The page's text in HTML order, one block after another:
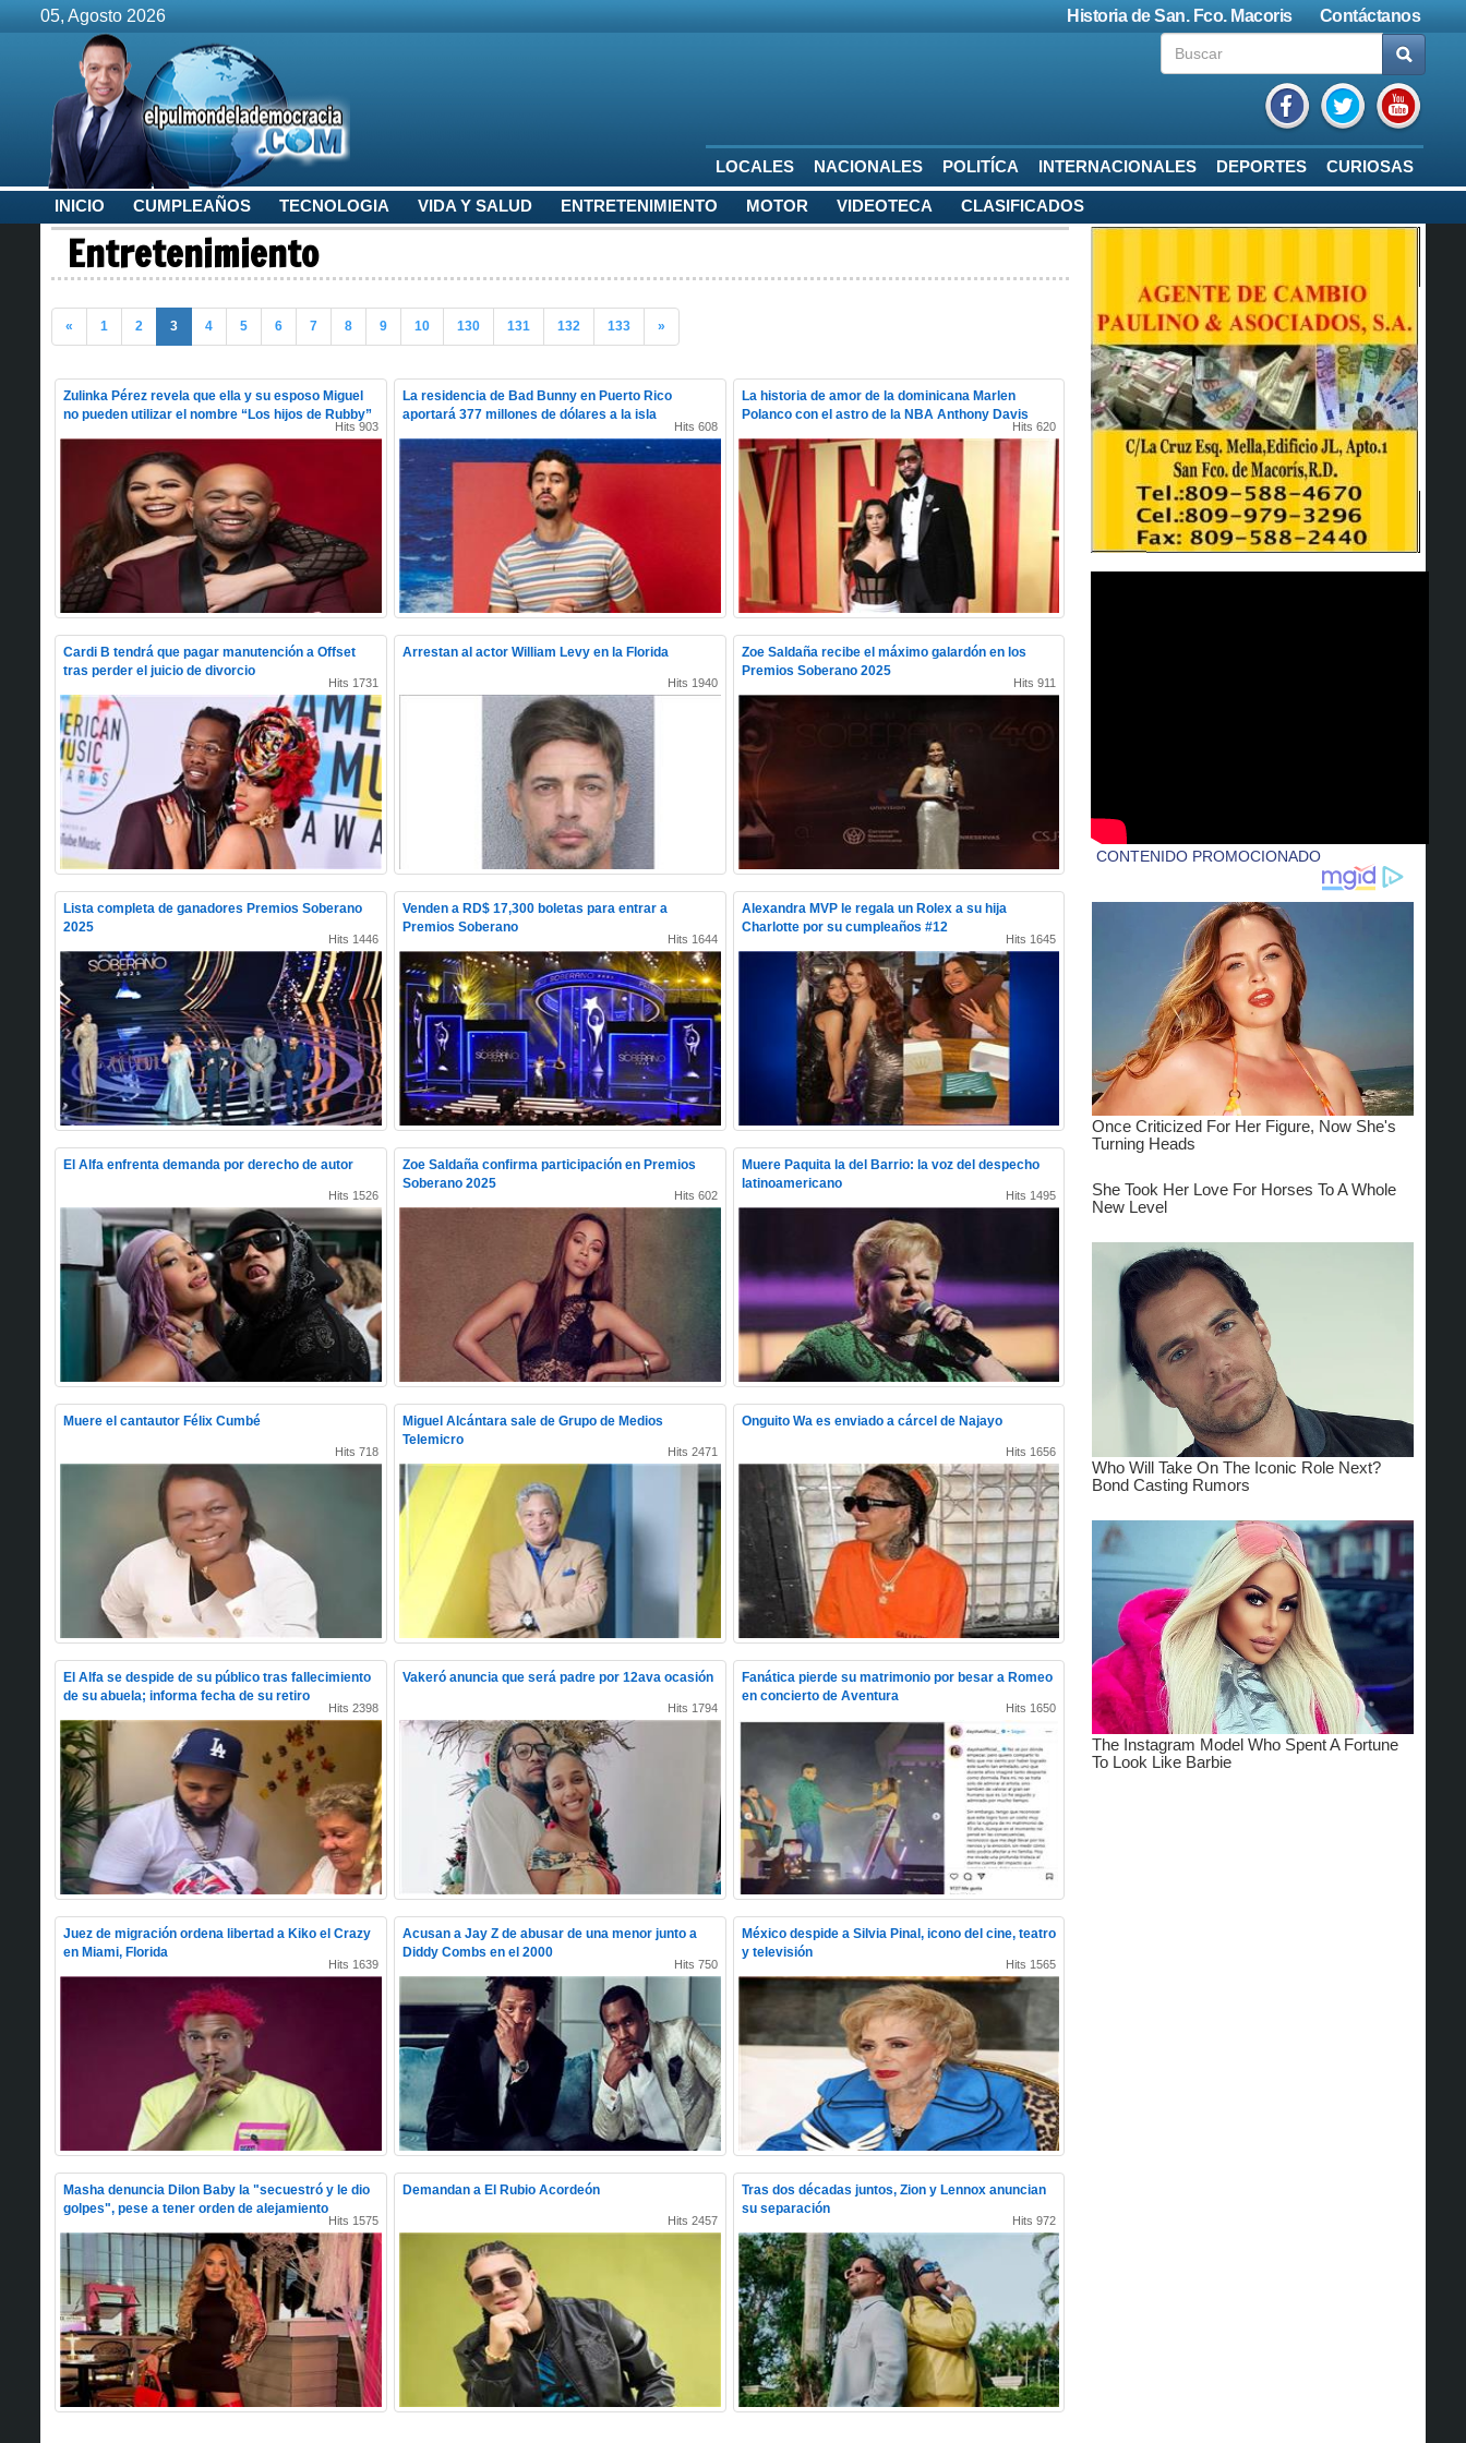
Contáctanos
Historia de San. Fco. Macoris
05, Agosto 2026
LOCALES NACIONALES POLITÍCA INTERNACIONALES DEPORTES CURIOSAS
INICIO CUMPLEAÑOS TECNOLOGIA VIDA Y SALUD ENTRETENIMIENTO MOTOR VIDEOTECA CLASIFICADOS
Entretenimiento
« 1 2 3 4 5 6 7 8 9 10 130 131 132 133 »
Zulinka Pérez revela que ella y su esposo Miguel
no pueden utilizar el nombre “Los hijos de Rubby”
Hits 903
La residencia de Bad Bunny en Puerto Rico
aportará 377 millones de dólares a la isla
Hits 608
La historia de amor de la dominicana Marlen
Polanco con el astro de la NBA Anthony Davis
Hits 620
Cardi B tendrá que pagar manutención a Offset
tras perder el juicio de divorcio
Hits 1731
Arrestan al actor William Levy en la Florida
Hits 1940
Zoe Saldaña recibe el máximo galardón en los
Premios Soberano 2025
Hits 911
Lista completa de ganadores Premios Soberano
2025
Hits 1446
Venden a RD$ 17,300 boletas para entrar a
Premios Soberano
Hits 1644
Alexandra MVP le regala un Rolex a su hija
Charlotte por su cumpleaños #12
Hits 1645
El Alfa enfrenta demanda por derecho de autor
Hits 1526
Zoe Saldaña confirma participación en Premios
Soberano 2025
Hits 602
Muere Paquita la del Barrio: la voz del despecho
latinoamericano
Hits 1495
Muere el cantautor Félix Cumbé
Hits 718
Miguel Alcántara sale de Grupo de Medios
Telemicro
Hits 2471
Onguito Wa es enviado a cárcel de Najayo
Hits 1656
El Alfa se despide de su público tras fallecimiento
de su abuela; informa fecha de su retiro
Hits 2398
Vakeró anuncia que será padre por 12ava ocasión
Hits 1794
Fanática pierde su matrimonio por besar a Romeo
en concierto de Aventura
Hits 1650
Juez de migración ordena libertad a Kiko el Crazy
en Miami, Florida
Hits 1639
Acusan a Jay Z de abusar de una menor junto a
Diddy Combs en el 2000
Hits 750
México despide a Silvia Pinal, icono del cine, teatro
y televisión
Hits 1565
Masha denuncia Dilon Baby la "secuestró y le dio
golpes", pese a tener orden de alejamiento
Hits 1575
Demandan a El Rubio Acordeón
Hits 2457
Tras dos décadas juntos, Zion y Lennox anuncian
su separación
Hits 972